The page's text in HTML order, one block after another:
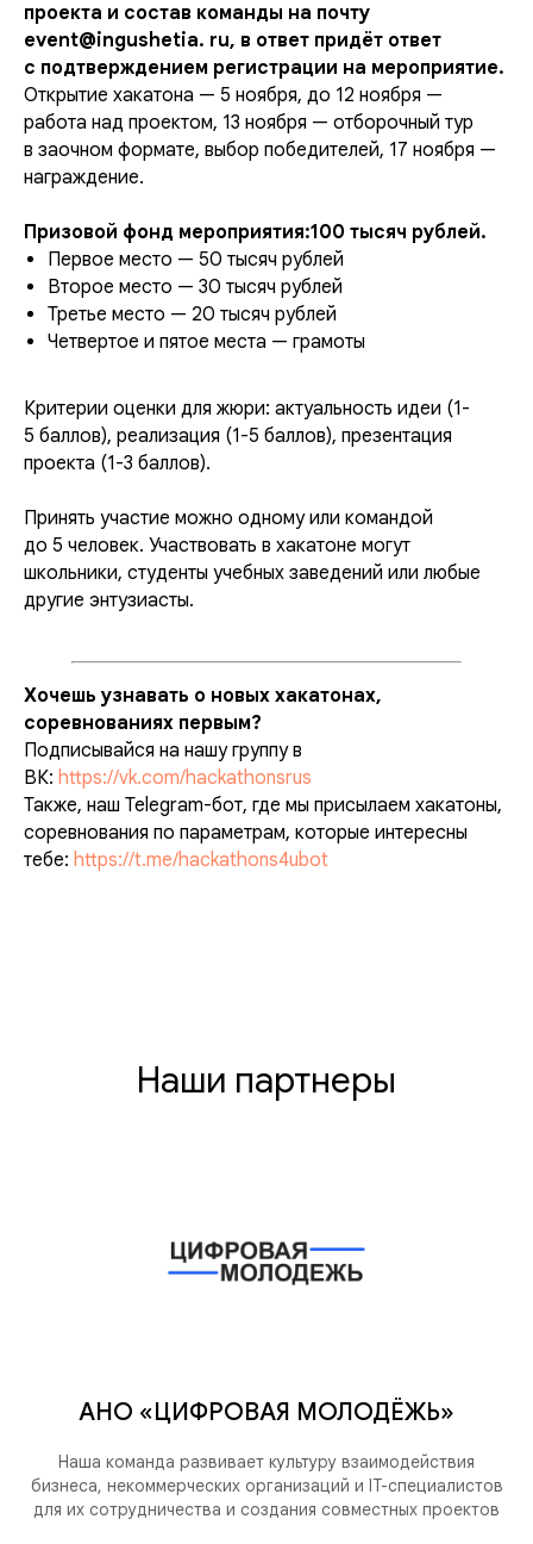
проекта и состав команды на почту
event@ingushetia. ru, в ответ придёт ответ
с подтверждением регистрации на мероприятие.
Открытие хакатона — 5 ноября, до 12 ноября —
работа над проектом, 13 ноября — отборочный тур
в заочном формате, выбор победителей, 17 ноября —
награждение.
Призовой фонд мероприятия:100 тысяч рублей.
Первое место — 50 тысяч рублей
Второе место — 30 тысяч рублей
Третье место — 20 тысяч рублей
Четвертое и пятое места — грамоты
Критерии оценки для жюри: актуальность идеи (1-
5 баллов), реализация (1-5 баллов), презентация
проекта (1-3 баллов).
Принять участие можно одному или командой
до 5 человек. Участвовать в хакатоне могут
школьники, студенты учебных заведений или любые
другие энтузиасты.
Хочешь узнавать о новых хакатонах,
соревнованиях первым?
Подписывайся на нашу группу в
ВК: https://vk.com/hackathonsrus
Также, наш Telegram-бот, где мы присылаем хакатоны,
соревнования по параметрам, которые интересны
тебе: https://t.me/hackathons4ubot
Наши партнеры
АНО «ЦИФРОВАЯ МОЛОДЁЖЬ»
Наша команда развивает культуру взаимодействия
бизнеса, некоммерческих организаций и IT-специалистов
для их сотрудничества и создания совместных проектов